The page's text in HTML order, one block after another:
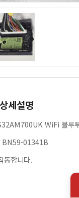
세설명
WiFi 블루
01341B
동합니다.